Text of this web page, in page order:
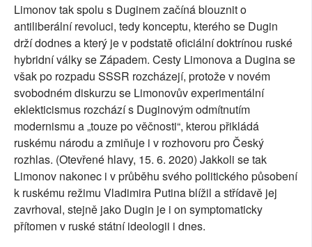
Limonov tak spolu s Duginem začíná blouznit o
antiliberální revoluci, tedy konceptu, kterého se Dugin
drží dodnes a který je v podstatě oficiální doktrínou ruské
hybridní války se Západem. Cesty Limonova a Dugina se
však po rozpadu SSSR rozcházejí, protože v novém
svobodném diskurzu se Limonovův experimentální
eklekticismus rozchází s Duginovým odmítnutím
modernismu a „touze po věčnosti“, kterou přikládá
ruskému národu a zmiňuje i v rozhovoru pro Český
rozhlas. (Otevřené hlavy, 15. 6. 2020) Jakkoli se tak
Limonov nakonec i v průběhu svého politického působení
k ruskému režimu Vladimira Putina blížil a střídavě jej
zavrhoval, stejně jako Dugin je i on symptomaticky
přítomen v ruské státní ideologii i dnes.